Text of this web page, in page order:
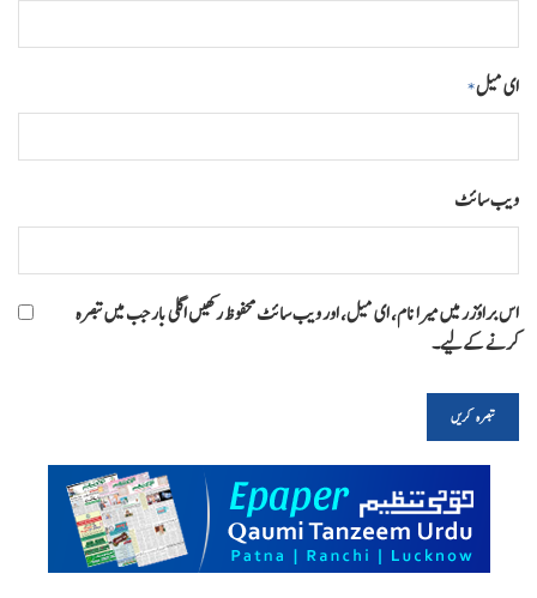
ای میل*
ویب‌ سائٹ
اس براؤزر میں میرا نام، ای میل، اور ویب سائٹ محفوظ رکھیں اگلی بار جب میں تبصرہ
کرنے کےلیے۔